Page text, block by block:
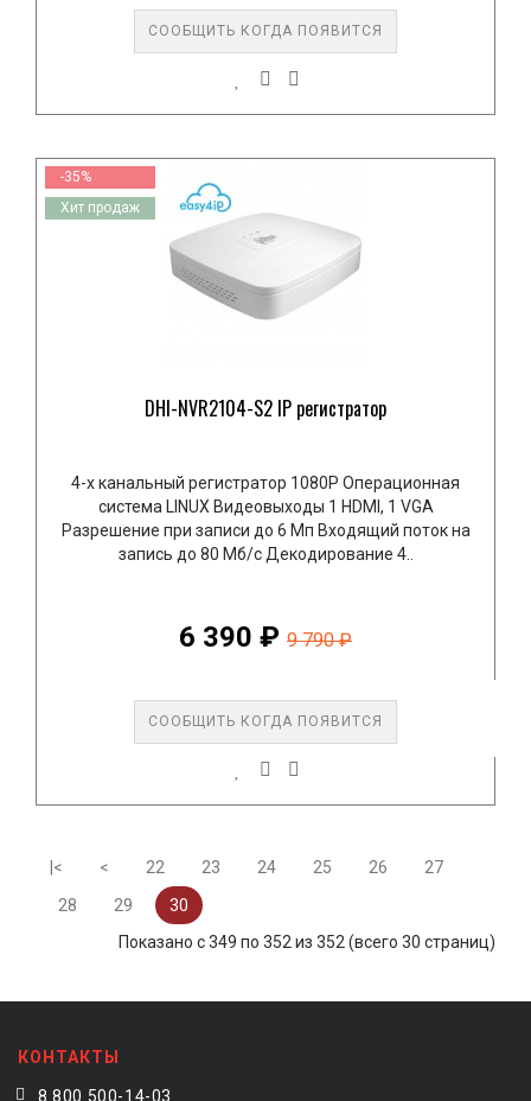
СООБЩИТЬ КОГДА ПОЯВИТСЯ
-35%
Хит продаж
DHI-NVR2104-S2 IP регистратор
4-х канальный регистратор 1080Р Операционная
система LINUX Видеовыходы 1 HDMI, 1 VGA
Разрешение при записи до 6 Мп Входящий поток на
запись до 80 Mб/с Декодирование 4..
6 390 ₽ 9 790 ₽
СООБЩИТЬ КОГДА ПОЯВИТСЯ
|< < 22 23 24 25 26
27
28
29
30
Показано с 349 по 352 из 352 (всего 30 страниц)
КОНТАКТЫ
8 800 500-14-03